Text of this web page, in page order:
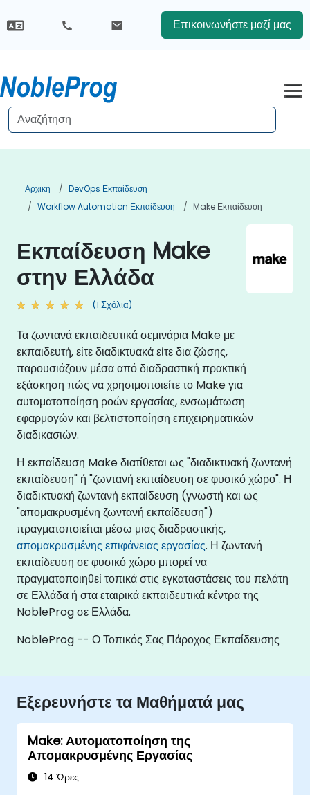
Επικοινωνήστε μαζί μας
Αρχική
DevOps Εκπαίδευση
Workflow Automation Εκπαίδευση
Make Εκπαίδευση
Εκπαίδευση Make
στην Ελλάδα
(1 Σχόλια)
Τα ζωντανά εκπαιδευτικά σεμινάρια Make με
εκπαιδευτή, είτε διαδικτυακά είτε δια ζώσης,
παρουσιάζουν μέσα από διαδραστική πρακτική
εξάσκηση πώς να χρησιμοποιείτε το Make για
αυτοματοποίηση ροών εργασίας, ενσωμάτωση
εφαρμογών και βελτιστοποίηση επιχειρηματικών
διαδικασιών.
Η εκπαίδευση Make διατίθεται ως "διαδικτυακή ζωντανή
εκπαίδευση" ή "ζωντανή εκπαίδευση σε φυσικό χώρο". Η
διαδικτυακή ζωντανή εκπαίδευση (γνωστή και ως
"απομακρυσμένη ζωντανή εκπαίδευση")
πραγματοποιείται μέσω μιας διαδραστικής,
απομακρυσμένης επιφάνειας εργασίας. Η ζωντανή
εκπαίδευση σε φυσικό χώρο μπορεί να
πραγματοποιηθεί τοπικά στις εγκαταστάσεις του πελάτη
σε Ελλάδα ή στα εταιρικά εκπαιδευτικά κέντρα της
NobleProg σε Ελλάδα.
NobleProg -- Ο Τοπικός Σας Πάροχος Εκπαίδευσης
Εξερευνήστε τα Μαθήματά μας
Make: Αυτοματοποίηση της
Απομακρυσμένης Εργασίας
14 Ώρες